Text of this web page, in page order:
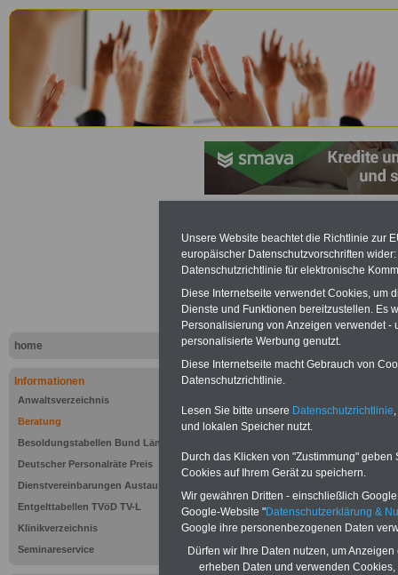
home
Informationen
Anwaltsverzeichnis
Beratung
Besoldungstabellen Bund Länder
Deutscher Personalräte Preis
Dienstvereinbarungen Austausch
Entgelttabellen TVöD TV-L
Klinikverzeichnis
Seminareservice
Lexikon
Werbung mit Banner bzw.
Monate können Sie einen
Website
frauen-im-
Interesse, einfach dieses
U
Überbrückungsgeld
Übergangsgeld
Übermäßiger
Unfallrenten
Unterhalt für
Unsere Website beachtet die Richtlinie zur
europäischer Datenschutzvorschriften
Datenschutzrichtlinie für elektronische
Diese Internetseite verwendet Cookies, um
Dienste und Funktionen bereitzustellen. Es
Personalisierung von Anzeigen verwendet
personalisierte Werbung genutzt.
Diese Internetseite macht Gebrauch von
Datenschutzrichtlinie.
Lesen Sie bitte unsere Datenschutzrichtlinie
und lokalen Speicher nutzt.
Durch das Klicken von "Zustimmung"
Cookies auf Ihrem Gerät zu speichern.
Wir gewähren Dritten - einschließlich
Google-Website "Datenschutzerklärung &
Google ihre personenbezogenen Daten
Dürfen wir Ihre Daten nutzen, um
erheben Daten und verwenden